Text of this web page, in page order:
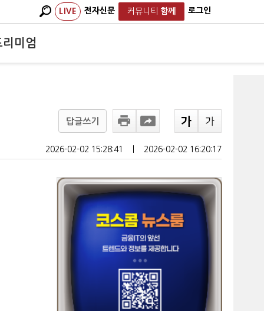
LIVE 전자신문 커뮤니티 함께 로그인
리미엄
답글쓰기
2026-02-02 15:28:41 2026-02-02 16:20:17